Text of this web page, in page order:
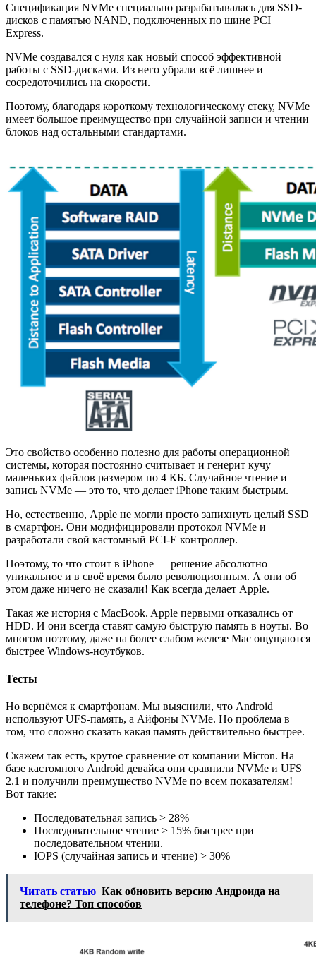
Спецификация NVMe специально разрабатывалась для SSD-
дисков с памятью NAND, подключенных по шине PCI
Express.
NVMe создавался с нуля как новый способ эффективной
работы с SSD-дисками. Из него убрали всё лишнее и
сосредоточились на скорости.
Поэтому, благодаря короткому технологическому стеку, NVMe
имеет большое преимущество при случайной записи и чтении
блоков над остальными стандартами.
Это свойство особенно полезно для работы операционной
системы, которая постоянно считывает и генерит кучу
маленьких файлов размером по 4 КБ. Случайное чтение и
запись NVMe — это то, что делает iPhone таким быстрым.
Но, естественно, Apple не могли просто запихнуть целый SSD
в смартфон. Они модифицировали протокол NVMe и
разработали свой кастомный PCI-E контроллер.
Поэтому, то что стоит в iPhone — решение абсолютно
уникальное и в своё время было революционным. А они об
этом даже ничего не сказали! Как всегда делает Apple.
Такая же история с MacBook. Apple первыми отказались от
HDD. И они всегда ставят самую быструю память в ноуты. Во
многом поэтому, даже на более слабом железе Mac ощущаются
быстрее Windows-ноутбуков.
Тесты
Но вернёмся к смартфонам. Мы выяснили, что Android
используют UFS-память, а Айфоны NVMe. Но проблема в
том, что сложно сказать какая память действительно быстрее.
Скажем так есть, крутое сравнение от компании Micron. На
базе кастомного Android девайса они сравнили NVMe и UFS
2.1 и получили преимущество NVMe по всем показателям!
Вот такие:
Последовательная запись > 28%
Последовательное чтение > 15% быстрее при
последовательном чтении.
IOPS (случайная запись и чтение) > 30%
Читать статью Как обновить версию Андроида на
телефоне? Топ способов